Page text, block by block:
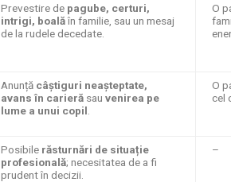
Prevestire de pagube, certuri,
intrigi, boalăîn familie, sau un mesaj
de la rudele decedate.
O
Anunță câștiguri neașteptate,
avans în carieră sau venirea pe
lume a unui copil
O
cel
Posibile răsturnări de situație
profesională; necesitatea de a fi
prudent în decizii.
–